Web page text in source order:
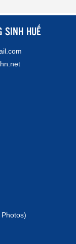
SINH HUẾ